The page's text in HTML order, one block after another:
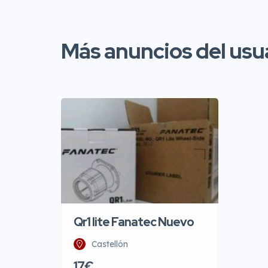
Más anuncios del
Qr1 lite Fanatec Nuevo
Castellón